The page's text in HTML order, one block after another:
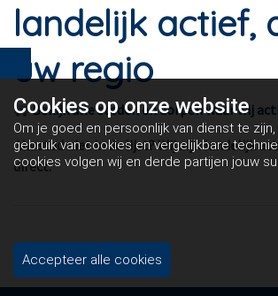
landelijk actief,
uw regio
Bekijk alle steden en dorpen waar wij
Uw stad niet in de lijst? Wij zijn landelijk
direct.
Cookies oponze website
Om je goed en persoonlijk van dienst te zijn,
gebruik van cookies en vergelijkbare
cookies volgen wij en derde partijen jouw
en dit maakt het voor jou mogelijk om
Accepteer alle cookies